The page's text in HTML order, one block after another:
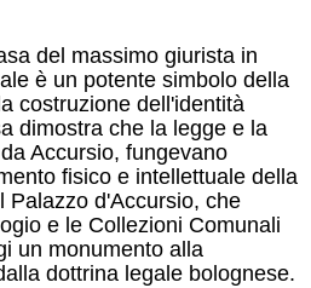
del massimo giurista in
è un potente simbolo della
costruzione dell'identità
dimostra che la legge e la
Accursio, fungevano
fisico e intellettuale della
Palazzo d'Accursio, che
e le Collezioni Comunali
un monumento alla
dottrina legale bolognese.